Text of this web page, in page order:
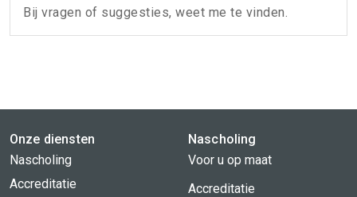
Bij vragen of suggesties, weet me te vinden.
Onze diensten
Nascholing
Accreditatie
Nascholing
Voor u op maat
Accreditatie